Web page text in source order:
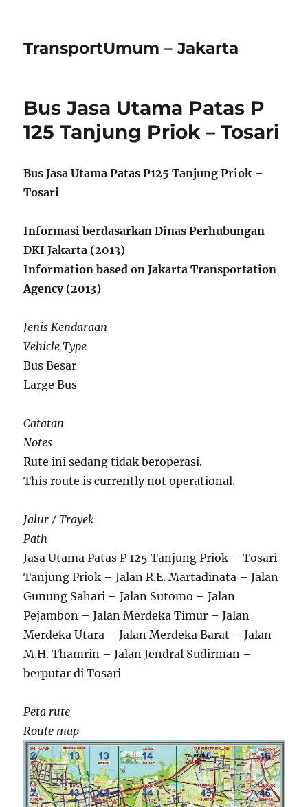
TransportUmum – Jakarta
Bus Jasa Utama Patas P
125 Tanjung Priok – Tosari
Bus Jasa Utama Patas P125 Tanjung Priok –
Tosari
Informasi berdasarkan Dinas Perhubungan
DKI Jakarta (2013)
Information based on Jakarta Transportation
Agency (2013)
Jenis Kendaraan
Vehicle Type
Bus Besar
Large Bus
Catatan
Notes
Rute ini sedang tidak beroperasi.
This route is currently not operational.
Jalur / Trayek
Path
Jasa Utama Patas P 125 Tanjung Priok – Tosari
Tanjung Priok – Jalan R.E. Martadinata – Jalan
Gunung Sahari – Jalan Sutomo – Jalan
Pejambon – Jalan Merdeka Timur – Jalan
Merdeka Utara – Jalan Merdeka Barat – Jalan
M.H. Thamrin – Jalan Jendral Sudirman –
berputar di Tosari
Peta rute
Route map